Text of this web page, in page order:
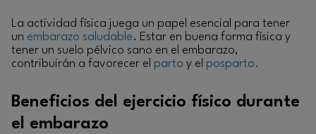
La actividad física juega un papel esencial para tener
un embarazo saludable. Estar en buena forma física y
tener un suelo pélvico sano en el embarazo,
contribuirán a favorecer el parto y el posparto.
Beneficios del ejercicio físico durante
el embarazo